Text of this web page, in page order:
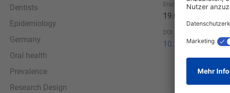
Dentists
Epidemiology
Germany
Oral health
Prevalence
Research Design
Erscheinungsdatum
19.06.2024
DOI
10.23786/2025-5-1